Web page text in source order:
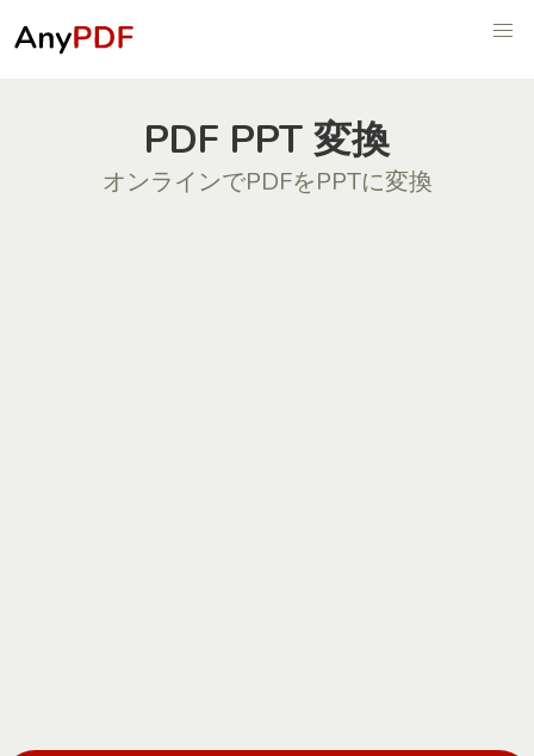
PDF PPT 変換
オンラインでPDFをPPTに変換